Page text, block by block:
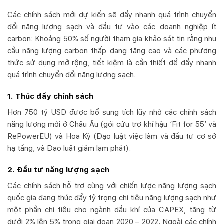
Các chính sách mới dự kiến sẽ đẩy nhanh quá trình chuyển
đổi năng lượng sạch và đầu tư vào các doanh nghiệp ít
carbon: Khoảng 50% số người tham gia khảo sát tin rằng nhu
cầu năng lượng carbon thấp đang tăng cao và các phương
thức sử dụng mở rộng, tiết kiệm là cần thiết để đẩy nhanh
quá trình chuyển đổi năng lượng sạch.
1. Thúc đẩy chính sách
Hơn 750 tỷ USD được bổ sung tích lũy nhờ các chính sách
năng lượng mới ở Châu Âu (gói cứu trợ khí hậu ‘Fit for 55’ và
RePowerEU) và Hoa Kỳ (Đạo luật việc làm và đầu tư cơ sở
hạ tầng, và Đạo luật giảm lạm phát).
2. Đầu tư năng lượng sạch
Các chính sách hỗ trợ cùng với chiến lược năng lượng sạch
quốc gia đang thúc đẩy tỷ trọng chi tiêu năng lượng sạch như
một phần chi tiêu cho ngành dầu khí của CAPEX, tăng từ
dưới 2% lên 5% trong giai đoạn 2020 – 2022. Ngoài các chính